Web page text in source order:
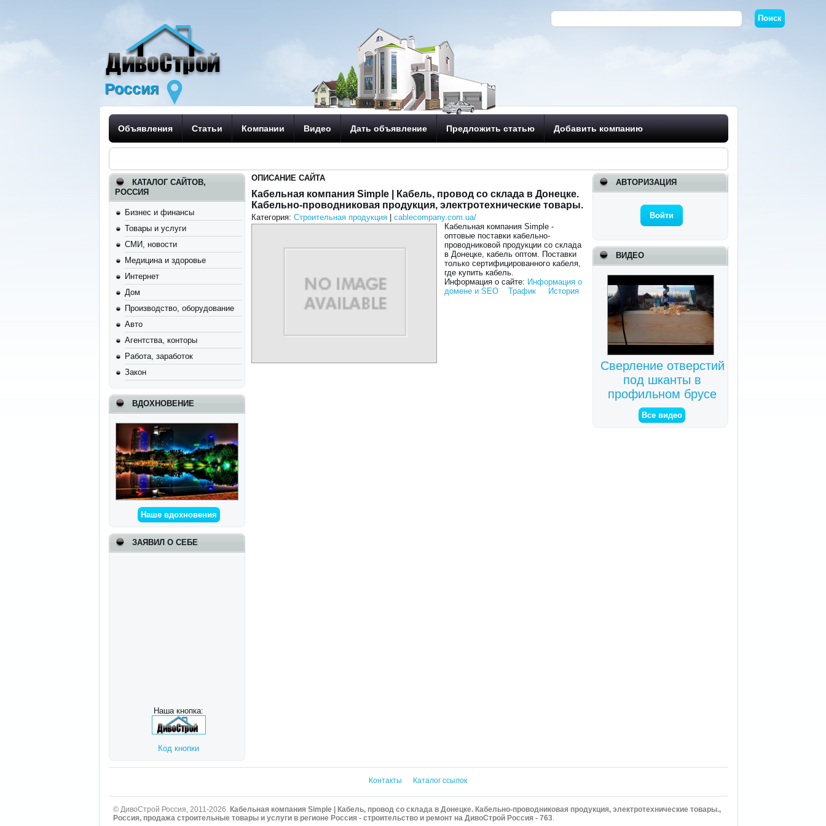
Россия
Объявления Статьи Компании Видео Дать объявление Предложить статью Добавить компанию
КАТАЛОГ САЙТОВ,
РОССИЯ
Бизнес и финансы
Товары и услуги
СМИ, новости
Медицина и здоровье
Интернет
Дом
Производство, оборудование
Авто
Агентства, конторы
Работа, заработок
Закон
ВДОХНОВЕНИЕ
Наше вдохновения
ЗАЯВИЛ О СЕБЕ
Наша кнопка:
Код кнопки
АВТОРИЗАЦИЯ
Войти
ВИДЕО
Сверление отверстий
под шканты в
профильном брусе
Все видео
ОПИСАНИЕ САЙТА
Кабельная компания Simple | Кабель, провод со склада в Донецке.
Кабельно-проводниковая продукция, электротехнические товары.
Категория:Строительная продукция |cablecompany.com.ua/
Кабельная компания Simple -
оптовые поставки кабельно-
проводниковой продукции со склада
в Донецке, кабель оптом. Поставки
только сертифицированного кабеля,
где купить кабель.
Информация о сайте: Информация о
домене и SEO
Трафик История
Контакты Каталог ссылок
© ДивоСтрой Россия, 2011-2026.Кабельная компания Simple | Кабель, провод со склада в Донецке. Кабельно-проводниковая продукция, электротехнические товары.,
Россия, продажа строительные товары и услуги в регионе Россия - строительство и ремонт на ДивоСтрой Россия - 763